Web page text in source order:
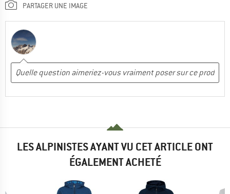
PARTAGER UNE IMAGE
LES ALPINISTES AYANT VU CET ARTICLE ONT
ÉGALEMENT ACHETÉ